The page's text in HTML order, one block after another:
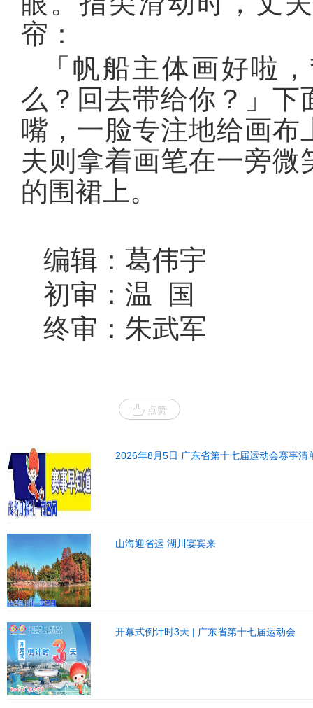
帘：
「帆船主体画好啦
么？回去带给你？」下
嘴，一脸专注地给画
夫则拿着画笔在一旁
的围裙上。
编辑：葛伟宇
初审：温 国
终审：朱武军
点赞
2026年8月5日 广东省第十七届运动会赛事清
山海迎省运 湖川宴宾来
开幕式倒计时3天 | 广东省第十七届运动会